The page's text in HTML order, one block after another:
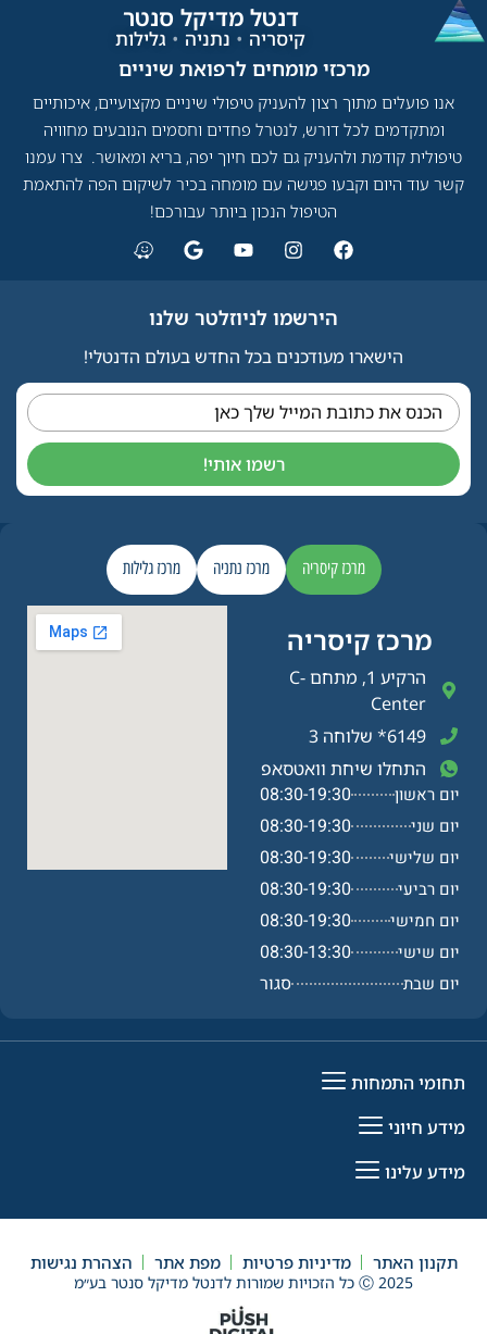
דנטל מדיקל סנטר​
קיסריה • נתניה • גלילות
מרכזי מומחים לרפואת שיניים​
אנו פועלים מתוך רצון להעניק טיפולי שיניים מקצועיים, איכותיים
ומתקדמים לכל דורש, לנטרל פחדים וחסמים הנובעים מחוויה
טיפולית קודמת ולהעניק גם לכם חיוך יפה, בריא ומאושר. צרו עמנו
קשר עוד היום וקבעו פגישה עם מומחה בכיר לשיקום הפה להתאמת
הטיפול הנכון ביותר עבורכם!
הירשמו לניוזלטר שלנו
הישארו מעודכנים בכל החדש בעולם הדנטלי!
הכנס את כתובת המייל שלך כאן
רשמו אותי!
מרכז קיסריה מרכז נתניה מרכז גלילות
מרכז קיסריה​
הרקיע 1, מתחם C-
Center
6149* שלוחה 3
התחלו שיחת וואטסאפ
יום ראשון
08:30-19:30
יום שני 08:30-19:30
יום שלישי 08:30-19:30
יום רביעי 08:30-19:30
יום חמישי 08:30-19:30
יום שישי 08:30-13:30
יום שבת סגור
תחומי התמחות
מידע חיוני
מידע עלינו
תקנון האתר מדיניות פרטיות מפת אתר הצהרת נגישות
Ⓒ 2025 כל הזכויות שמורות לדנטל מדיקל סנטר בע״מ